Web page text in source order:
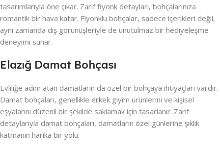
tasarımlarıyla öne çıkar. Zarif fiyonk detayları, bohçalarınıza
romantik bir hava katar. Fiyonklu bohçalar, sadece içerikleri değil,
aynı zamanda dış görünüşleriyle de unutulmaz bir hediyeleşme
deneyimi sunar.
Elazığ Damat Bohçası
Evliliğe adım atan damatların da özel bir bohçaya ihtiyaçları vardır.
Damat bohçaları, genellikle erkek giyim ürünlerini ve kişisel
eşyalarını düzenli bir şekilde saklamak için tasarlanır. Zarif
detaylarıyla damat bohçaları, damatların özel günlerine şıklık
katmanın harika bir yolu.